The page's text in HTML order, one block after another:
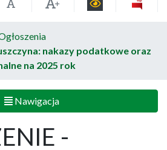
nakazy podatkowe oraz
na 2025 rok
Nawigacja
-